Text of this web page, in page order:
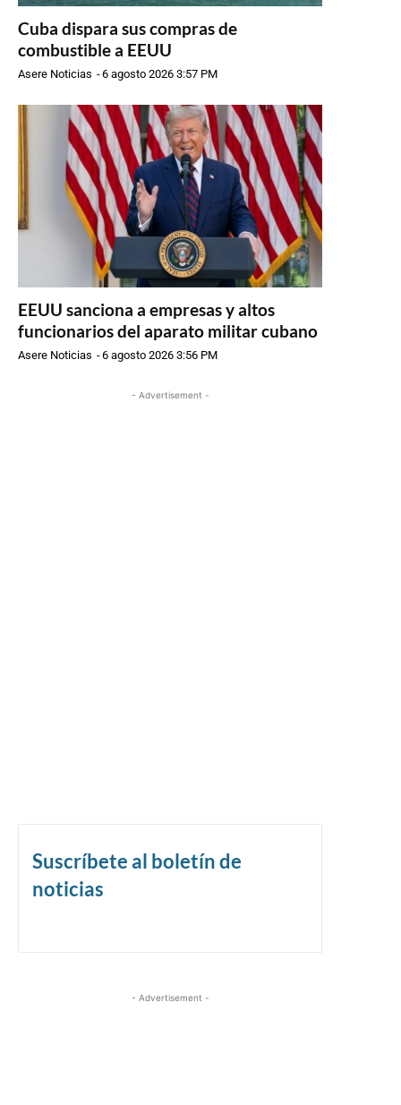
Cuba dispara sus compras de
combustible a EEUU
Asere Noticias -6 agosto 2026 3:57 PM
EEUU sanciona a empresas y altos
funcionarios del aparato militar cubano
Asere Noticias -6 agosto 2026 3:56 PM
- Advertisement -
Suscríbete al boletín de
noticias
- Advertisement -